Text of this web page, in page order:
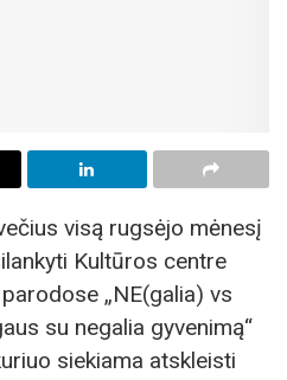
visą rugsėjo mėnesį
Kultūros centre
„NE(galia) vs
su negalia gyvenimą“
siekiama atskleisti